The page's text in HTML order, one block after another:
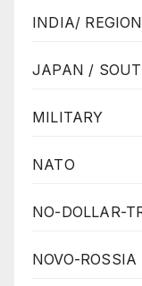
INDIA/
JAPAN /
MILITARY
NATO
NO-DOLLAR-
NOVO-ROSSIA